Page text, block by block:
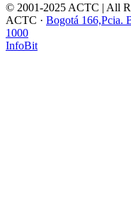
© 2001-2025 ACTC | All
ACTC · Bogotá 166,Pcia.
1000
InfoBit